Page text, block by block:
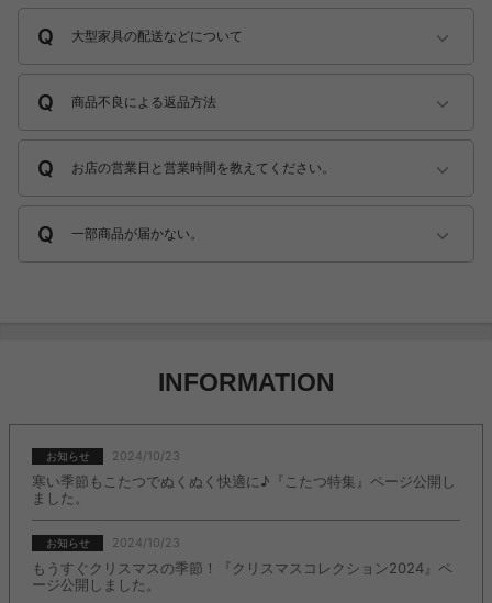
大型家具の配送などについて
商品不良による返品方法
お店の営業日と営業時間を教えてください。
一部商品が届かない。
INFORMATION
お知らせ 2024/10/23
寒い季節もこたつでぬくぬく快適に♪『こたつ特集』ページ公開し
ました。
お知らせ 2024/10/23
もうすぐクリスマスの季節！『クリスマスコレクション2024』ペ
ージ公開しました。